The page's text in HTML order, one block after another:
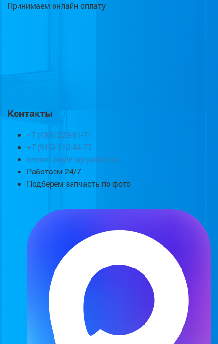
Принимаем онлайн оплату
Контакты
+7 (495) 229-81-71
+7 (915) 110-44-77
remont-boylera@yandex.ru
Работаем 24/7
Подберем запчасть по фото